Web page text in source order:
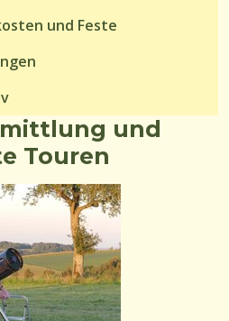
und Feste
und
Touren